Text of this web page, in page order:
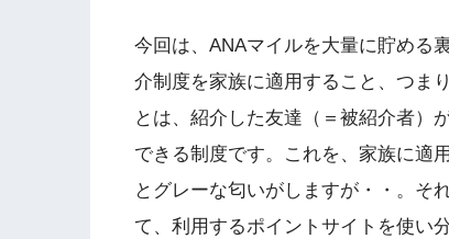
今回は、ANAマイルを大量に貯める
介制度を家族に適用すること、つま
とは、紹介した友達（＝被紹介者）
できる制度です。これを、家族に適
とグレーな匂いがしますが・・。そ
て、利用するポイントサイトを使い